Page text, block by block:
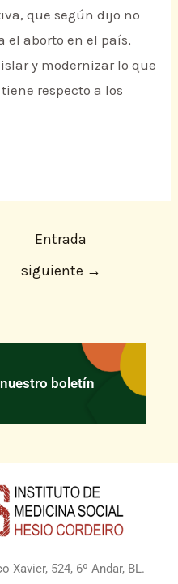
que según dijo no
el aborto en el país,
y modernizar lo que
respecto a los
Entrada
siguiente →
boletín
Xavier, 524, 6º Andar, BL.